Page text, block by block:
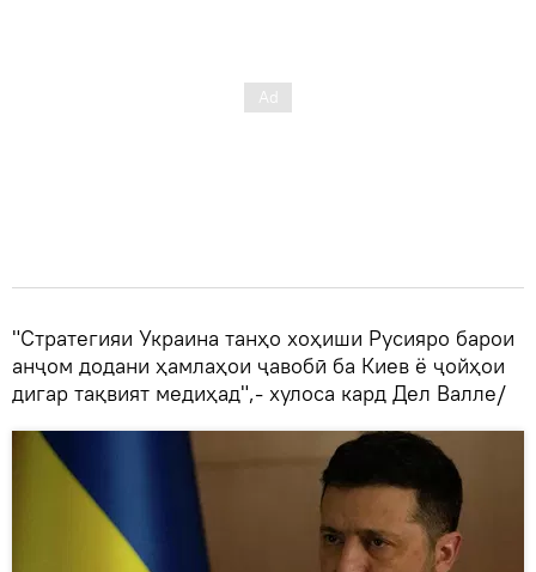
"Стратегияи Украина танҳо хоҳиши Русияро барои
анҷом додани ҳамлаҳои ҷавобӣ ба Киев ё ҷойҳои
дигар тақвият медиҳад",- хулоса кард Дел Валле/